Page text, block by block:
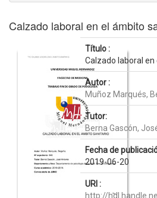
Calzado laboral en el ámbito
Título :
Calzado laboral
Autor :
Muñoz Marqués,
Tutor:
Berna Gascón,
Fecha de
2019-06-20
URI :
http://